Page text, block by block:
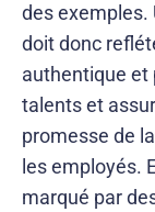
des exemples.
doit donc
authentique et
talents et
promesse de
les employés.
marqué par